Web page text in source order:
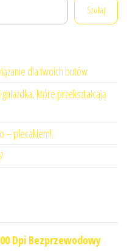
Szukaj
dla twoich butów
które przekształcają
– plecakiem!
Dpi Bezprzewodowy